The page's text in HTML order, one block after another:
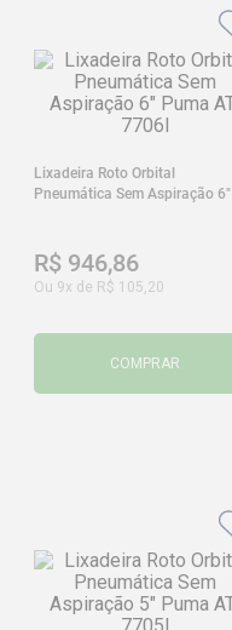
Lixadeira Roto Orbital
Pneumática Sem Aspiração 6"
R$ 946,86
Ou 9x de R$ 105,20
COMPRAR